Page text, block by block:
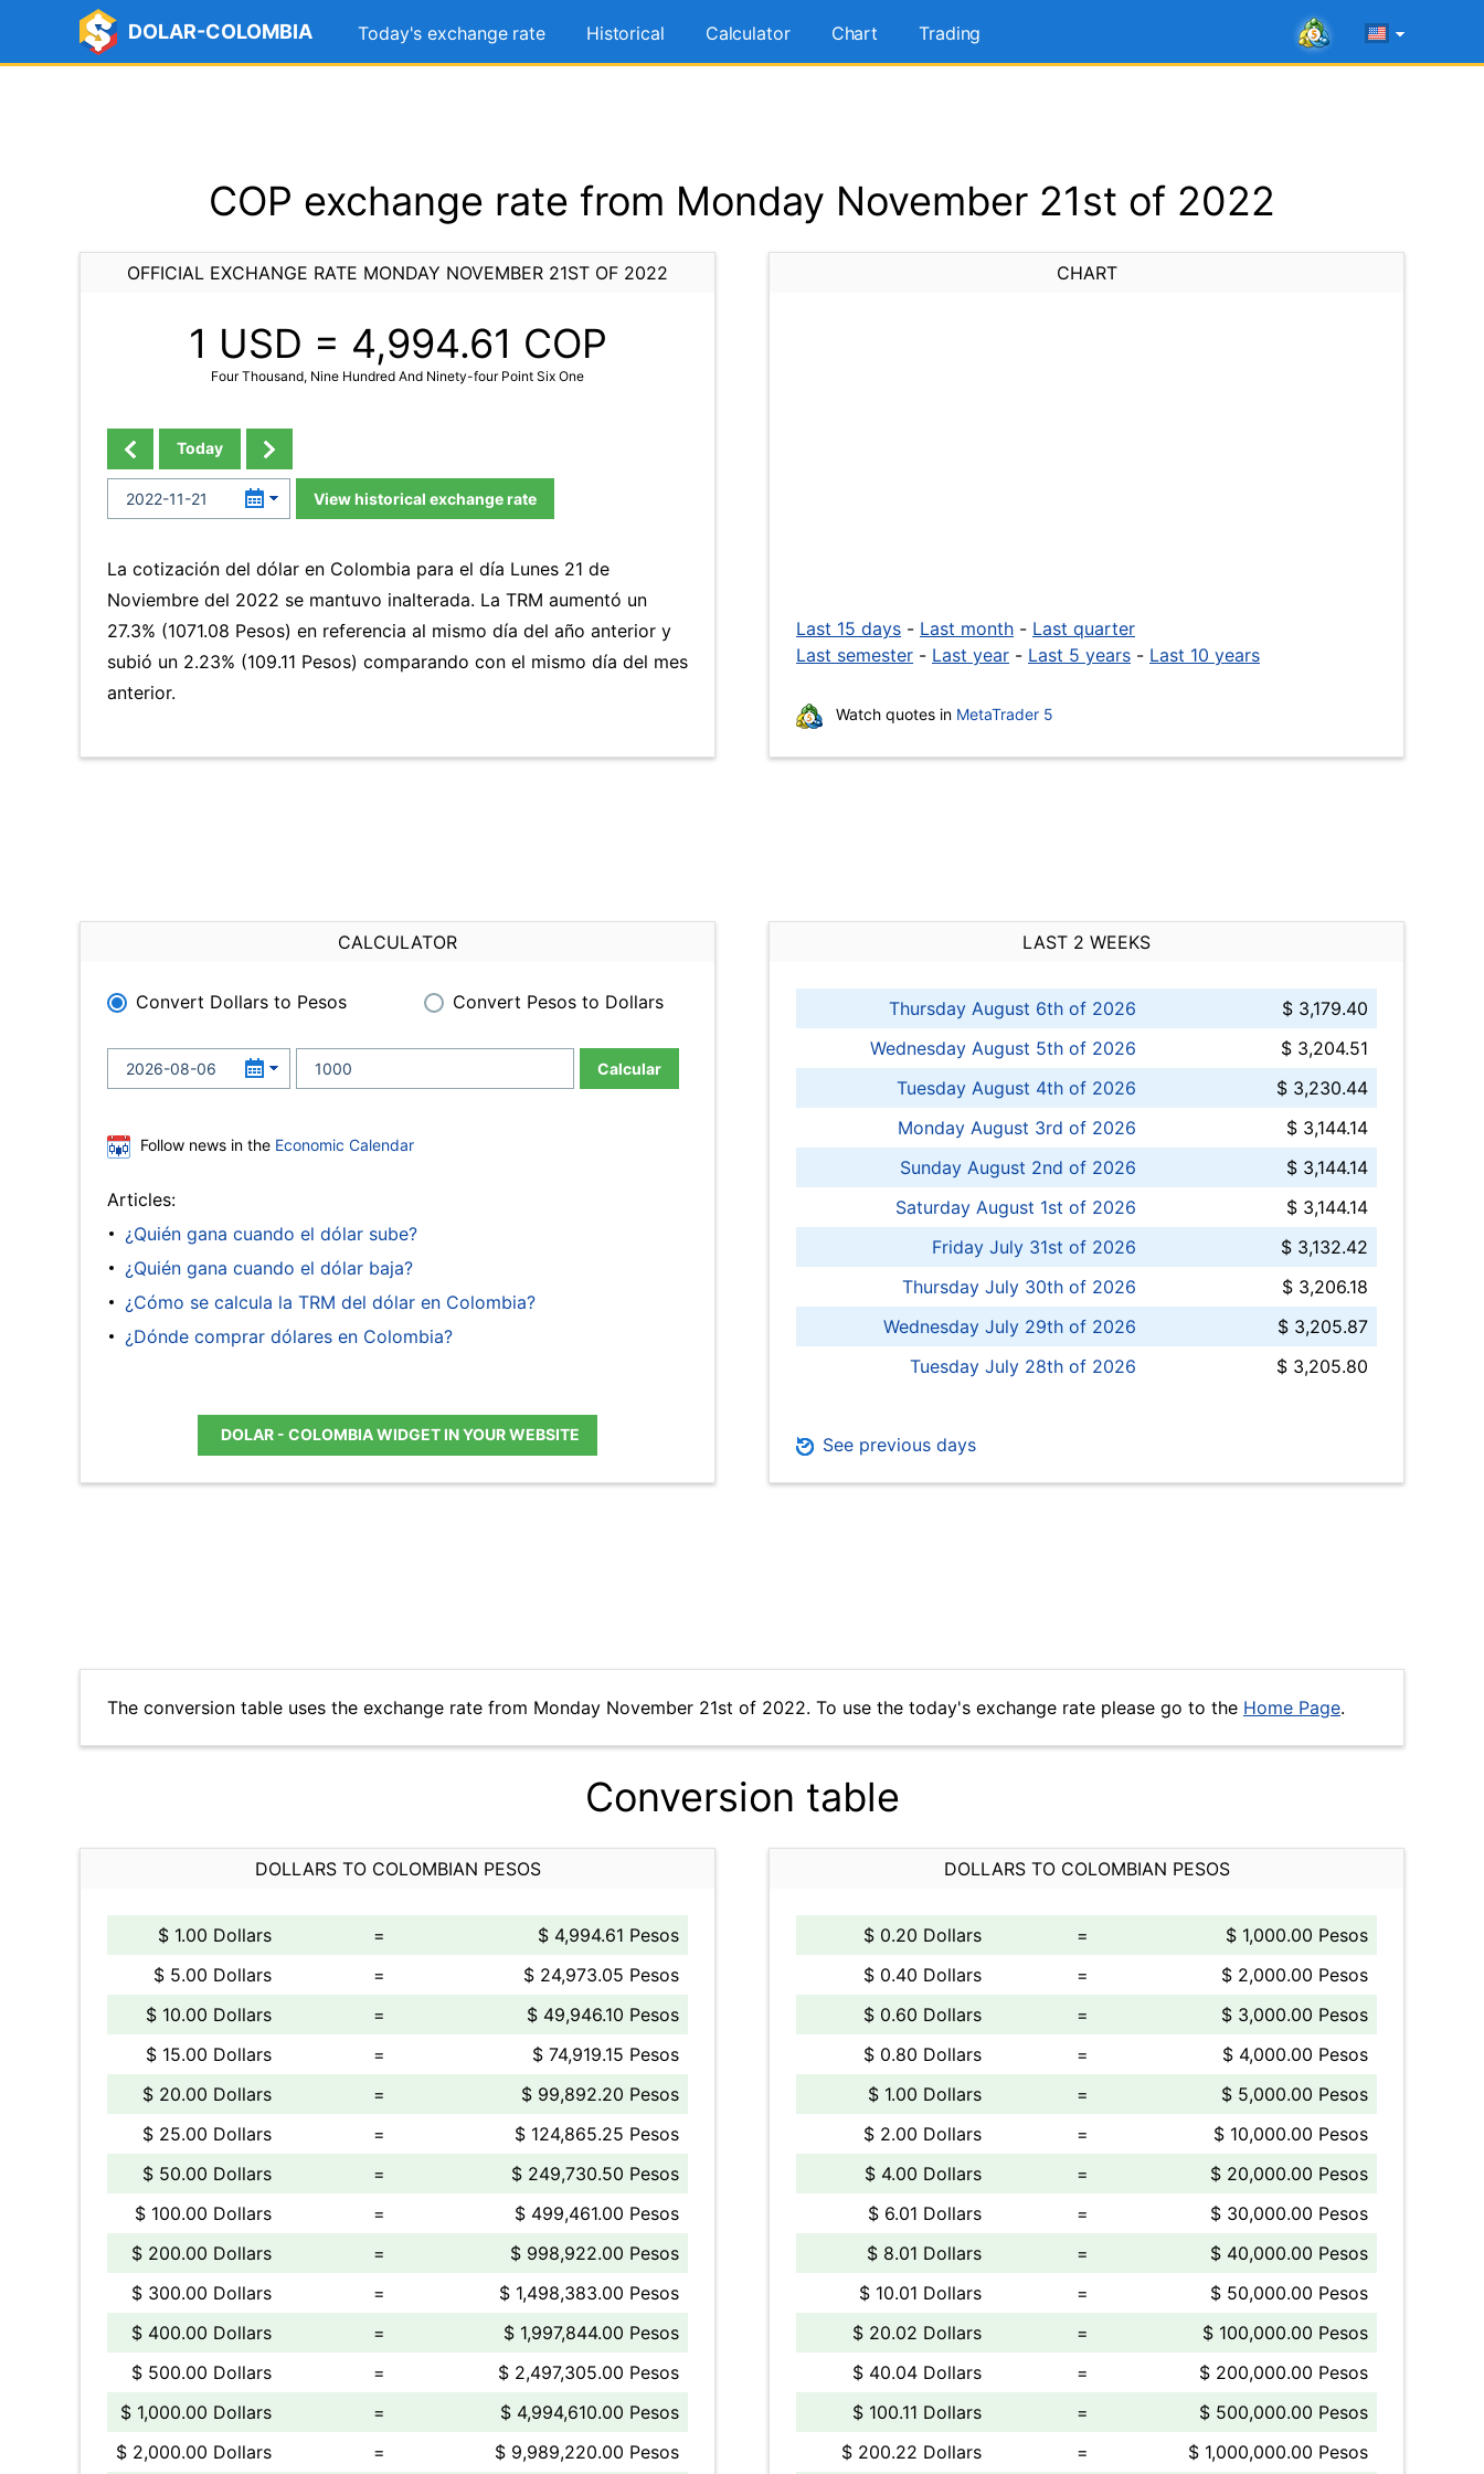
DOLAR-COLOMBIA Today's exchange rate Historical Calculator Chart Trading
COP exchange rate from Monday November 21st of 2022
OFFICIAL EXCHANGE RATE MONDAY NOVEMBER 21ST OF 2022
1 USD = 4,994.61 COP
Four Thousand, Nine Hundred And Ninety-four Point Six One
Today
View historical exchange rate
La cotización del dólar en Colombia para el día Lunes 21 de
Noviembre del 2022 se mantuvo inalterada. La TRM aumentó un
27.3% (1071.08 Pesos) en referencia al mismo día del año anterior y
subió un 2.23% (109.11 Pesos) comparando con el mismo día del mes
anterior.
CHART
Last 15 days - Last month - Last quarter
Last semester - Last year - Last 5 years - Last 10 years
Watch quotes in MetaTrader 5
CALCULATOR
Convert Dollars to Pesos Convert Pesos to Dollars
Calcular
Follow news in the Economic Calendar
Articles:
¿Quién gana cuando el dólar sube?
¿Quién gana cuando el dólar baja?
¿Cómo se calcula la TRM del dólar en Colombia?
¿Dónde comprar dólares en Colombia?
DOLAR - COLOMBIA WIDGET IN YOUR WEBSITE
LAST 2 WEEKS
Thursday August 6th of 2026
$ 3,179.40
Wednesday August 5th of 2026
$ 3,204.51
Tuesday August 4th of 2026
$ 3,230.44
Monday August 3rd of 2026
$ 3,144.14
Sunday August 2nd of 2026
$ 3,144.14
Saturday August 1st of 2026
$ 3,144.14
Friday July 31st of 2026
$ 3,132.42
Thursday July 30th of 2026
$ 3,206.18
Wednesday July 29th of 2026
$ 3,205.87
Tuesday July 28th of 2026
$ 3,205.80
See previous days
The conversion table uses the exchange rate from Monday November 21st of 2022. To use the today's exchange rate please go to the Home Page.
Conversion table
DOLLARS TO COLOMBIAN PESOS
$ 1.00 Dollars =
$ 4,994.61 Pesos
$ 5.00 Dollars
=
$ 24,973.05 Pesos
$ 10.00 Dollars
=
$ 49,946.10 Pesos
$ 15.00 Dollars
=
$ 74,919.15 Pesos
$ 20.00 Dollars
=
$ 99,892.20 Pesos
$ 25.00 Dollars
=
$ 124,865.25 Pesos
$ 50.00 Dollars
=
$ 249,730.50 Pesos
$ 100.00 Dollars
=
$ 499,461.00 Pesos
$ 200.00 Dollars
=
$ 998,922.00 Pesos
$ 300.00 Dollars
=
$ 1,498,383.00 Pesos
$ 400.00 Dollars
=
$ 1,997,844.00 Pesos
$ 500.00 Dollars
=
$ 2,497,305.00 Pesos
$ 1,000.00 Dollars
=
$ 4,994,610.00 Pesos
$ 2,000.00 Dollars
= $ 9,989,220.00 Pesos
DOLLARS TO COLOMBIAN PESOS
$ 0.20 Dollars =
$ 1,000.00 Pesos
$ 0.40 Dollars
=
$ 2,000.00 Pesos
$ 0.60 Dollars
=
$ 3,000.00 Pesos
$ 0.80 Dollars
=
$ 4,000.00 Pesos
$ 1.00 Dollars
=
$ 5,000.00 Pesos
$ 2.00 Dollars
=
$ 10,000.00 Pesos
$ 4.00 Dollars
=
$ 20,000.00 Pesos
$ 6.01 Dollars
=
$ 30,000.00 Pesos
$ 8.01 Dollars
=
$ 40,000.00 Pesos
$ 10.01 Dollars
=
$ 50,000.00 Pesos
$ 20.02 Dollars
=
$ 100,000.00 Pesos
$ 40.04 Dollars
=
$ 200,000.00 Pesos
$ 100.11 Dollars
=
$ 500,000.00 Pesos
$ 200.22 Dollars
= $ 1,000,000.00 Pesos